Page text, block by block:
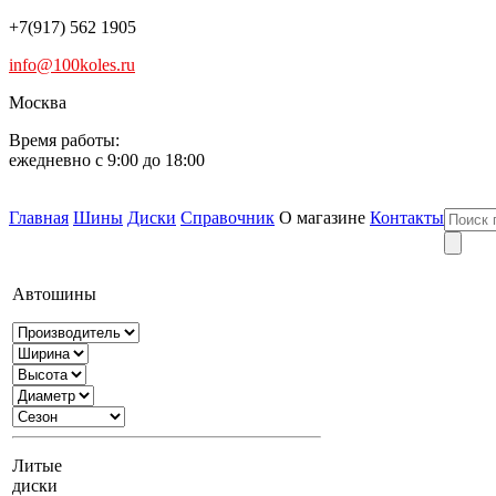
+7(917) 562 1905
info@100koles.ru
Москва
Время работы:
ежедневно с 9:00 до 18:00
Главная Шины Диски Справочник О магазине Контакты
Автошины
Литые
диски